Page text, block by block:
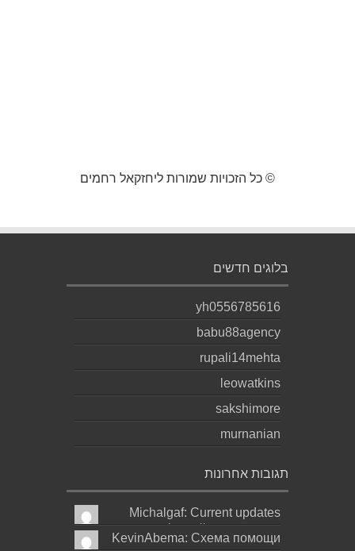
© כל הזכויות שמורות ליחזקאל רחמים
בלוגים חדשים
yh0556785616
babu88agency
rupali14mehta
leowatkins
sakshimore
murnanian
תגובות אחרונות
Michalgaf: Current updates
https://sapreqot.com...
KevinAbema: Схема помощи